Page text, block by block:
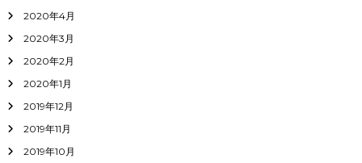
2020年4月
2020年3月
2020年2月
2020年1月
2019年12月
2019年11月
2019年10月